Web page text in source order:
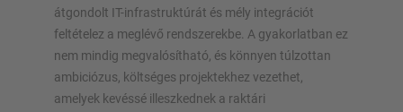
átgondolt IT-infrastruktúrát és mély integrációt
feltételez a meglévő rendszerekbe. A gyakorlatban ez
nem mindig megvalósítható, és könnyen túlzottan
ambiciózus, költséges projektekhez vezethet,
amelyek kevéssé illeszkednek a raktári